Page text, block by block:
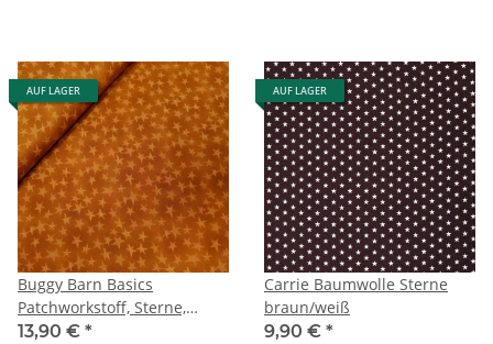
AUF LAGER
Buggy Barn Basics
Patchworkstoff, Sterne,
terracotta
13,90 € *
AUF LAGER
Carrie Baumwolle Sterne
braun/weiß
9,90 € *